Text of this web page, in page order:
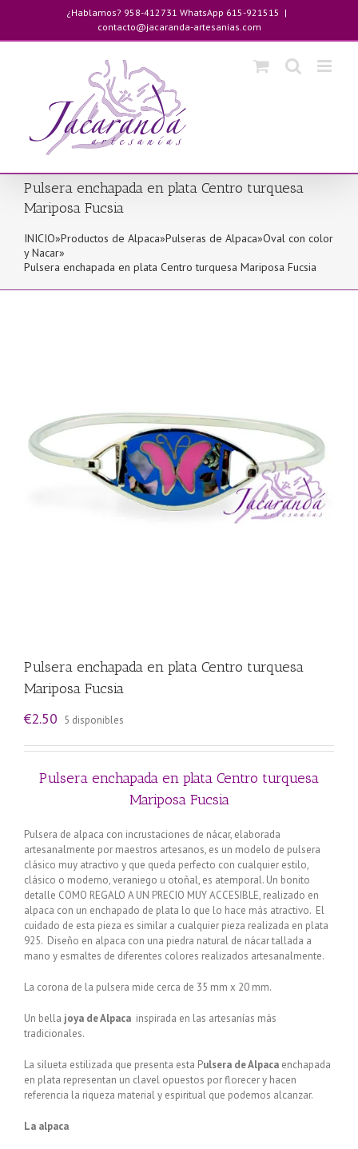
contenido
¿Hablamos? 958-412731 WhatsApp 615-921515 |
contacto@jacaranda-artesanias.com
Pulsera enchapada en plata Centro turquesa
Mariposa Fucsia
INICIO»Productos de Alpaca»Pulseras de Alpaca»Oval con color
y Nacar»
Pulsera enchapada en plata Centro turquesa Mariposa Fucsia
Pulsera enchapada en plata Centro turquesa
Mariposa Fucsia
€2.50 5 disponibles
Pulsera enchapada en plata Centro turquesa
Mariposa Fucsia
Pulsera de alpaca con incrustaciones de nácar, elaborada
artesanalmente por maestros artesanos, es un modelo de pulsera
clásico muy atractivo y que queda perfecto con cualquier estilo,
clásico o moderno, veraniego u otoñal, es atemporal. Un bonito
detalle COMO REGALO A UN PRECIO MUY ACCESIBLE, realizado en
alpaca con un enchapado de plata lo que lo hace más atractivo. El
cuidado de esta pieza es similar a cualquier pieza realizada en plata
925. Diseño en alpaca con una piedra natural de nácar tallada a
mano y esmaltes de diferentes colores realizados artesanalmente.
La corona de la pulsera mide cerca de 35 mm x 20 mm.
Un bella joya de Alpaca inspirada en las artesanías más
tradicionales.
La silueta estilizada que presenta esta Pulsera de Alpaca enchapada
en plata representan un clavel opuestos por florecer y hacen
referencia la riqueza material y espiritual que podemos alcanzar.
La alpaca